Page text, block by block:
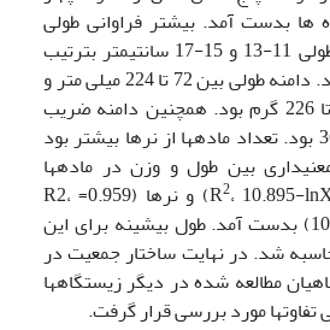
ها بدست آمد. بیشتر فراوانی طولی
متعلق به کلاس های طولی 11-13 و 15-17 سانتی­متر بترتیب
برای نرها و ماده ها بود. دامنه طولی بین 72 تا 224 میلی متر و
دامنه وزنی بین 9/4 تا 226 گرم بود. همچنین دامنه ضریب
چاقی بین 68/0 تا 36/1 بود. تعداد ماده­ها از نرها بیشتر بود
روابط معنی­داری بین طول و وزن در ماده­ها
2
، 10.895-lnX 2.895=lnY) و نرها (0.959= R2،
10.895-lnX 2.836=lnY) بدست آمد. طول بیشینه برای این
محاسبه شد. در نهایت ساختار جمعیت در
مطالعه شده در دیگر زیستگاهها
تفاوتها مورد بررسی قرار گرفت.